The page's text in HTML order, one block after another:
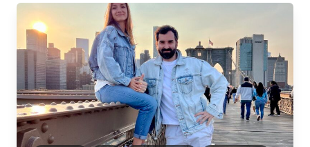
САОДАТ
САДИРБАЕВА